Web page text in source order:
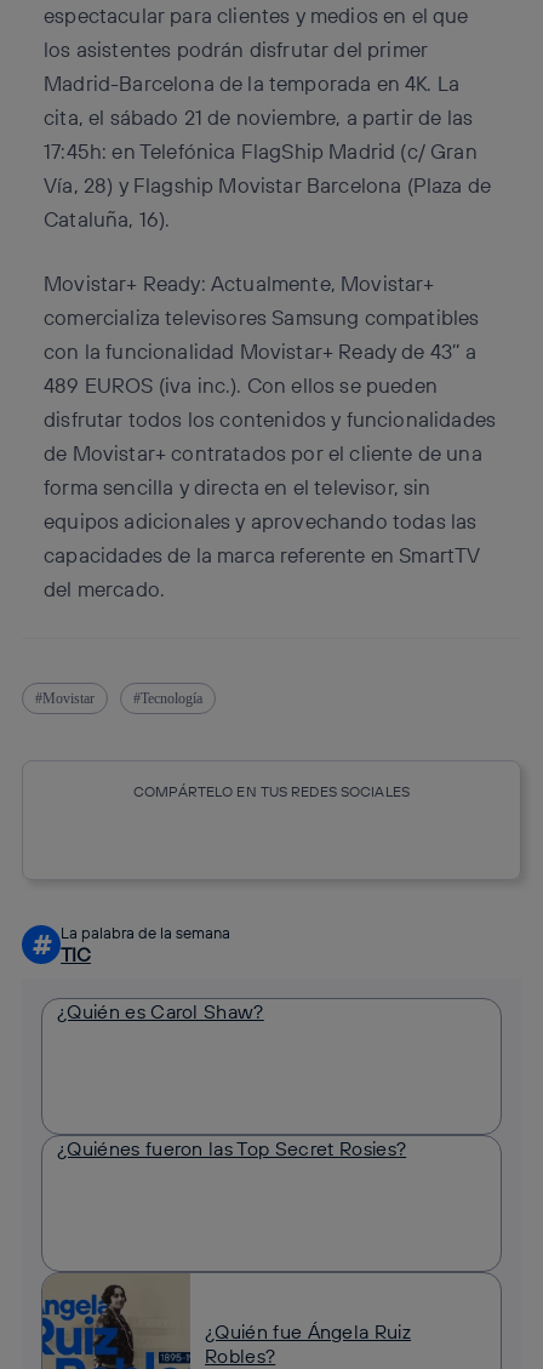
espectacular para clientes y medios en el que
los asistentes podrán disfrutar del primer
Madrid-Barcelona de la temporada en 4K. La
cita, el sábado 21 de noviembre, a partir de las
17:45h: en Telefónica FlagShip Madrid (c/ Gran
Vía, 28) y Flagship Movistar Barcelona (Plaza de
Cataluña, 16).
Movistar+ Ready: Actualmente, Movistar+
comercializa televisores Samsung compatibles
con la funcionalidad Movistar+ Ready de 43’’ a
489 EUROS (iva inc.). Con ellos se pueden
disfrutar todos los contenidos y funcionalidades
de Movistar+ contratados por el cliente de una
forma sencilla y directa en el televisor, sin
equipos adicionales y aprovechando todas las
capacidades de la marca referente en SmartTV
del mercado.
Movistar Tecnología
COMPÁRTELO EN TUS REDES SOCIALES
# La palabra de la semana
TIC
¿Quién es Carol Shaw?
¿Quiénes fueron las Top Secret Rosies?
¿Quién fue Ángela Ruiz
Robles?